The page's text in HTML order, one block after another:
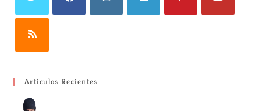
Artículos Recientes